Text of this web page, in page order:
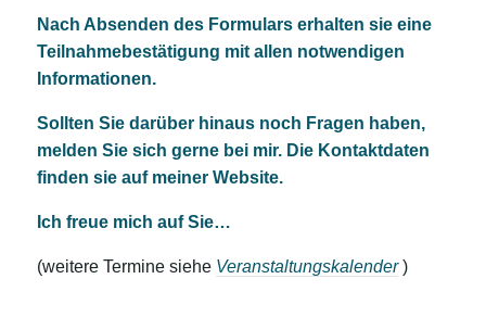
Nach Absenden des Formulars erhalten sie eine
Teilnahmebestätigung mit allen notwendigen
Informationen.
Sollten Sie darüber hinaus noch Fragen haben,
melden Sie sich gerne bei mir. Die Kontaktdaten
finden sie auf meiner Website.
Ich freue mich auf Sie…
(weitere Termine siehe Veranstaltungskalender)